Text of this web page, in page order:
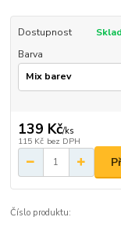
Dostupnost
Barva
139 Kč/ks
115 Kč bez DPH
Číslo produktu: